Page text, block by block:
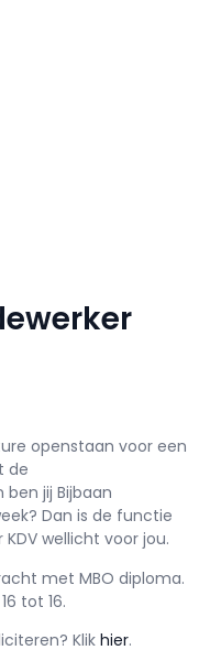
openstaan voor een
de
ben jij Bijbaan
Dan is de functie
wellicht voor jou.
met MBO diploma.
16 tot 16.
Klikhier.